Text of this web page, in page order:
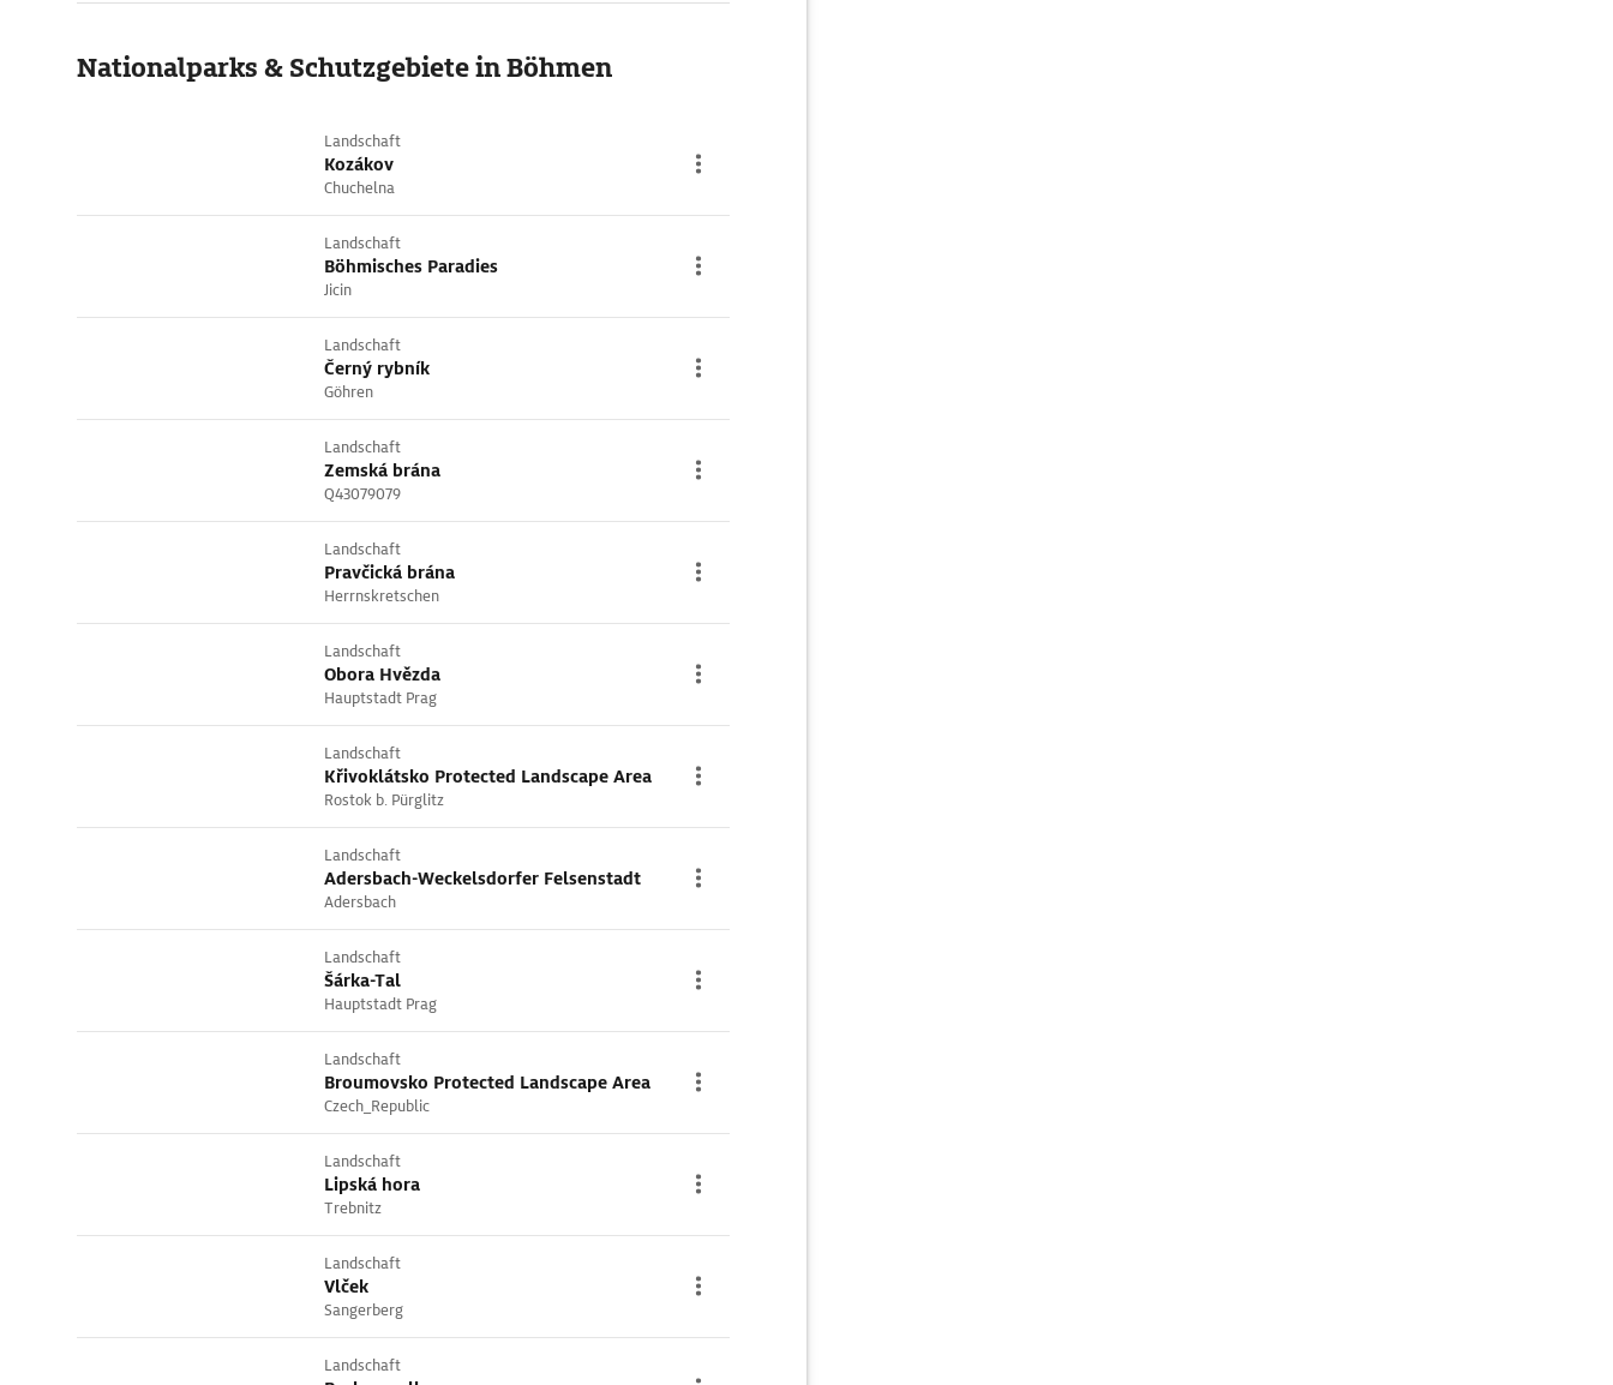
Nationalparks & Schutzgebiete in Böhmen
Landschaft
Kozákov
Chuchelna
Landschaft
Böhmisches Paradies
Jicin
Landschaft
Černý rybník
Göhren
Landschaft
Zemská brána
Q43079079
Landschaft
Pravčická brána
Herrnskretschen
Landschaft
Obora Hvězda
Hauptstadt Prag
Landschaft
Křivoklátsko Protected Landscape Area
Rostok b. Pürglitz
Landschaft
Adersbach-Weckelsdorfer Felsenstadt
Adersbach
Landschaft
Šárka-Tal
Hauptstadt Prag
Landschaft
Broumovsko Protected Landscape Area
Czech_Republic
Landschaft
Lipská hora
Trebnitz
Landschaft
Vlček
Sangerberg
Landschaft